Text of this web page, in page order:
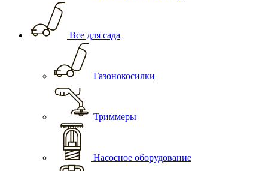
Все для сада
Газонокосилки
Триммеры
Насосное оборудование